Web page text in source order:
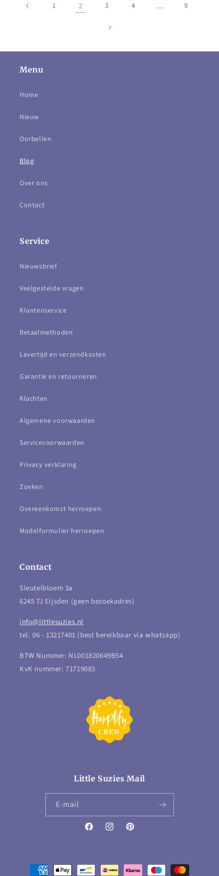
1 2 3 4 … 9
Menu
Home
Nieuw
Oorbellen
Blog
Over ons
Contact
Service
Nieuwsbrief
Veelgestelde vragen
Klantenservice
Betaalmethoden
Levertijd en verzendkosten
Garantie en retourneren
Klachten
Algemene voorwaarden
Servicevoorwaarden
Privacy verklaring
Zoeken
Overeenkomst herroepen
Modelformulier herroepen
Contact
Sleutelbloem 3a
6245 TJ Eijsden (geen bezoekadres)
info@littlesuzies.nl
tel. 06 - 13217401 (best bereikbaar via whatsapp)
BTW Nummer: NL001820649B54
KvK nummer: 71719083
Little Suzies Mail
E‑mail
FacebookInstagramPinterest
Betaalmethoden